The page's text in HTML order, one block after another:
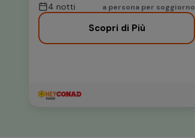
4 notti a persona per soggiorno
Scopri di Più